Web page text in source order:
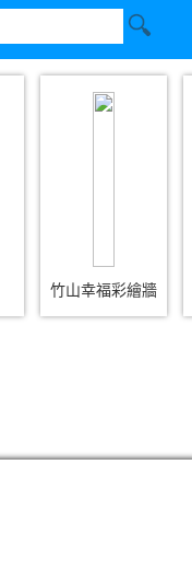
竹山幸福彩繪牆